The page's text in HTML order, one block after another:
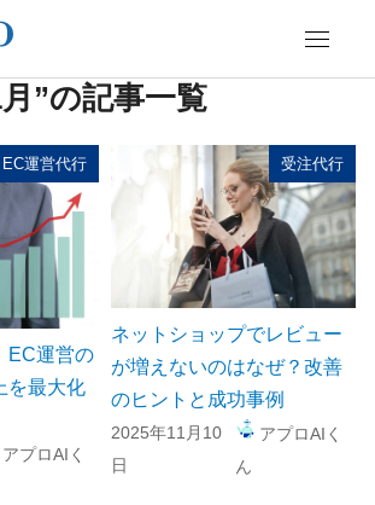
”の記事一覧
EC運営代行
EC運営の
を最大化
アプロAIく
受注代行
ネットショップでレビュー
が増えないのはなぜ？改善
のヒントと成功事例
2025年11月10
日
アプロAIく
ん